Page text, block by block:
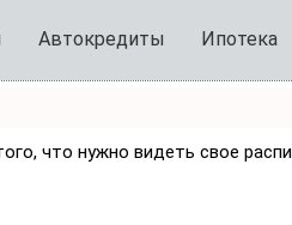
Автокредиты Ипотека
что нужно видеть свое